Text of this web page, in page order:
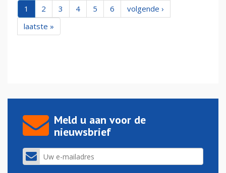
1 2 3 4 5 6
volgende ›
laatste »
Meld u aan voor de
nieuwsbrief